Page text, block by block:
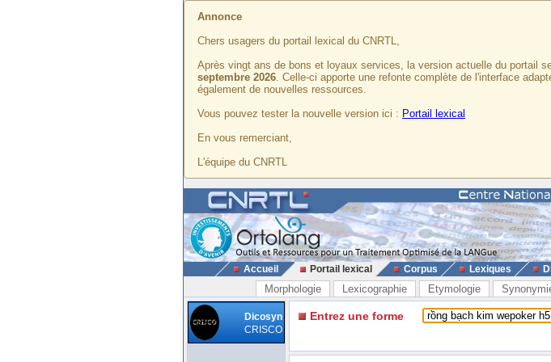
Annonce
Chers usagers du portail lexical du CNRTL,
Après vingt ans de bons et loyaux services, la version actuelle du portail
septembre 2026. Celle-ci apporte une refonte complète de l'interface
également de nouvelles ressources.
Vous pouvez tester la nouvelle version ici : Portail lexical
En vous remerciant,
L'équipe du CNRTL
Accueil Portail lexical Corpus Lexiques
Morphologie Lexicographie Etymologie
Dicosyn
CRISCO
Entrez une forme